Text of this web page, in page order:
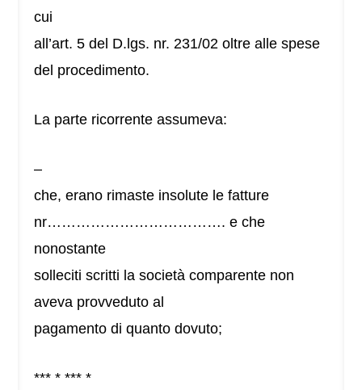
cui
all’art. 5 del D.lgs. nr. 231/02 oltre alle spese
del procedimento.
La parte ricorrente assumeva:
–
che, erano rimaste insolute le fatture
nr………………………………. e che
nonostante
solleciti scritti la società comparente non
aveva provveduto al
pagamento di quanto dovuto;
*** * *** *